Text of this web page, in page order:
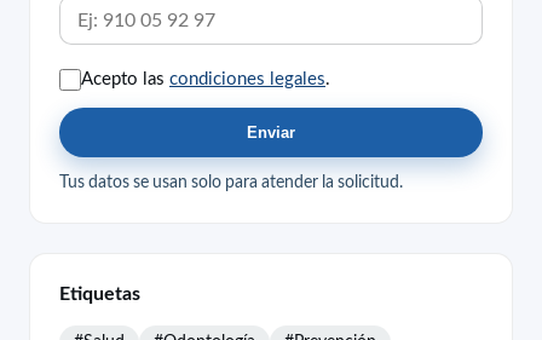
Acepto las condiciones legales.
Enviar
Tus datos se usan solo para atender la solicitud.
Etiquetas